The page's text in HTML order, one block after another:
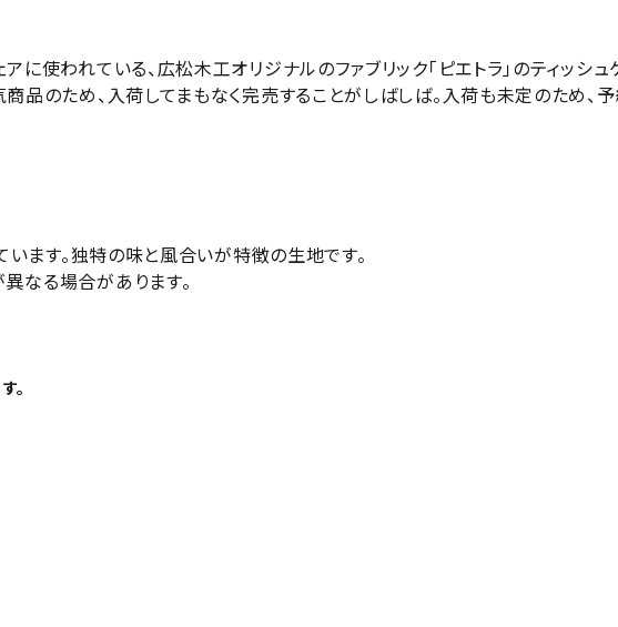
に使われている、広松木工オリジナルのファブリック「ピエトラ」のティッシ
品のため、入荷してまもなく完売することがしばしば。入荷も未定のため、
ます。独特の味と風合いが特徴の生地です。
なる場合があります。
。